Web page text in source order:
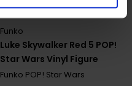
Luke Skywalker Red 5 POP!
Star Wars Vinyl Figure
Funko
Funko POP! Star Wars